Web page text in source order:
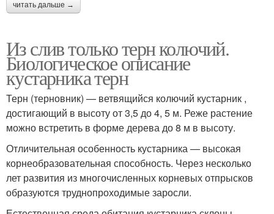
читать дальше →
Из слив только терн колючий.
Биологическое описание
кустарника терн
Терн (терновник) — ветвящийся колючий кустарник ,
достигающий в высоту от 3,5 до 4, 5 м. Реже растение
можно встретить в форме дерева до 8 м в высоту.
Отличительная особенность кустарника — высокая
корнеобразовательная способность. Через несколько
лет развития из многочисленных корневых отпрысков
образуются труднопроходимые заросли.